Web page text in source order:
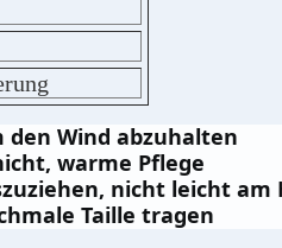
Wind abzuhalten
warme Pflege
nicht leicht am
Taille tragen